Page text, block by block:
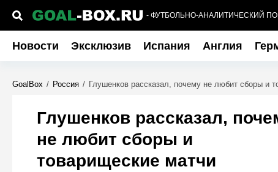
- ФУТБОЛЬНО-АНАЛИТИЧЕСКИЙ
Новости Эксклюзив Испания Англия
GoalBox / Россия / Глушенков рассказал, почему не любит сборы и
Глушенков рассказал,
не любит сборы и
товарищеские матчи